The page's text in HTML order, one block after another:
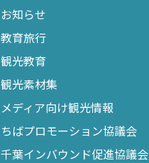
お知らせ
教育旅行
観光教育
観光素材集
メディア向け観光情報
ちばプロモーション協議会
千葉インバウンド促進協議会